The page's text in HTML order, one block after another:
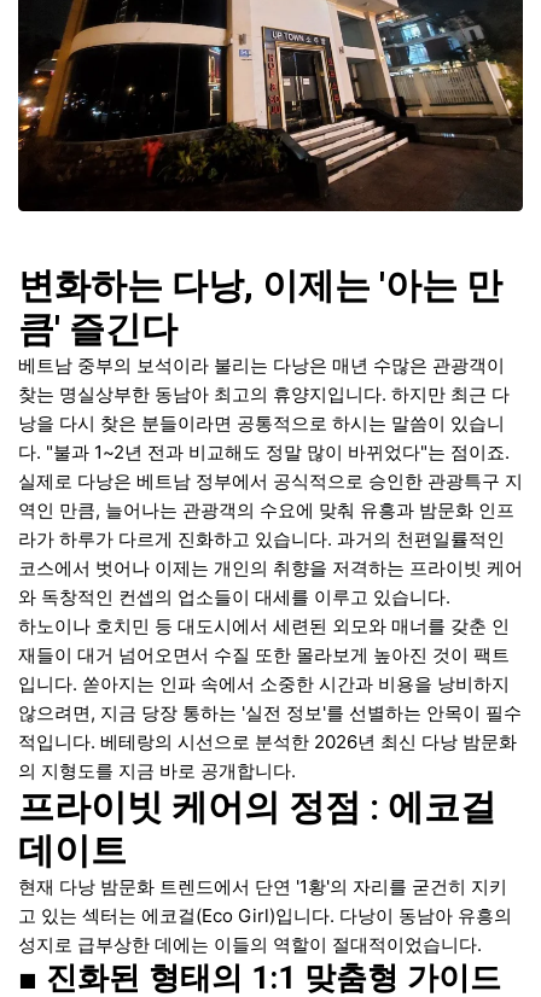
변화하는 다낭, 이제는 '아는 만
큼' 즐긴다
베트남 중부의 보석이라 불리는 다낭은 매년 수많은 관광객이
찾는 명실상부한 동남아 최고의 휴양지입니다. 하지만 최근 다
낭을 다시 찾은 분들이라면 공통적으로 하시는 말씀이 있습니
다. "불과 1~2년 전과 비교해도 정말 많이 바뀌었다"는 점이죠.
실제로 다낭은 베트남 정부에서 공식적으로 승인한 관광특구 지
역인 만큼, 늘어나는 관광객의 수요에 맞춰 유흥과 밤문화 인프
라가 하루가 다르게 진화하고 있습니다. 과거의 천편일률적인
코스에서 벗어나 이제는 개인의 취향을 저격하는 프라이빗 케어
와 독창적인 컨셉의 업소들이 대세를 이루고 있습니다.
하노이나 호치민 등 대도시에서 세련된 외모와 매너를 갖춘 인
재들이 대거 넘어오면서 수질 또한 몰라보게 높아진 것이 팩트
입니다. 쏟아지는 인파 속에서 소중한 시간과 비용을 낭비하지
않으려면, 지금 당장 통하는 '실전 정보'를 선별하는 안목이 필수
적입니다. 베테랑의 시선으로 분석한 2026년 최신 다낭 밤문화
의 지형도를 지금 바로 공개합니다.
프라이빗 케어의 정점 : 에코걸
데이트
현재 다낭 밤문화 트렌드에서 단연 '1황'의 자리를 굳건히 지키
고 있는 섹터는 에코걸(Eco Girl)입니다. 다낭이 동남아 유흥의
성지로 급부상한 데에는 이들의 역할이 절대적이었습니다.
■ 진화된 형태의 1:1 맞춤형 가이드